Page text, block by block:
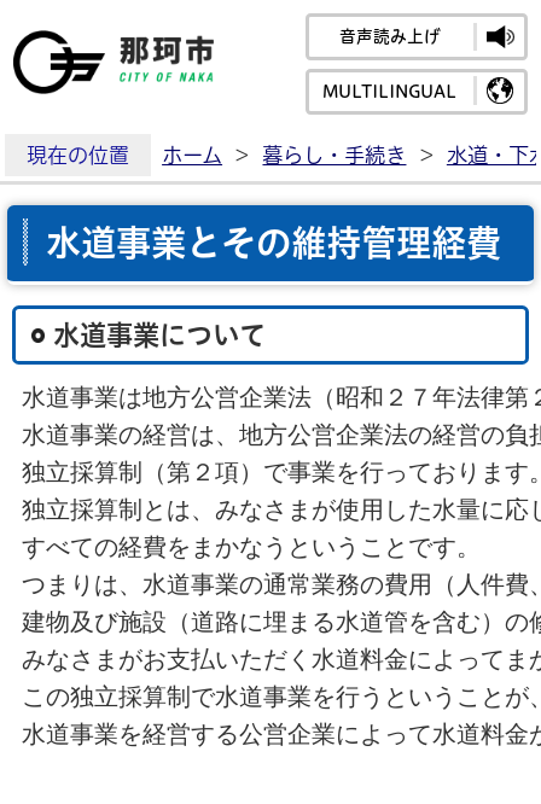
那珂市公式ホームペ
音声読み上げ
MULTILINGUAL
現在の位置 ホーム > 暮らし・手続き > 水道・下
水道事業とその維持管理経費
水道事業について
水道事業は地方公営企業法（昭和２７年法律
水道事業の経営は、地方公営企業法の経営の
独立採算制（第２項）で事業を行っておりま
独立採算制とは、みなさまが使用した水量に
すべての経費をまかなうということです。
つまりは、水道事業の通常業務の費用（人件費
建物及び施設（道路に埋まる水道管を含む）
みなさまがお支払いただく水道料金によって
この独立採算制で水道事業を行うということが
水道事業を経営する公営企業によって水道料